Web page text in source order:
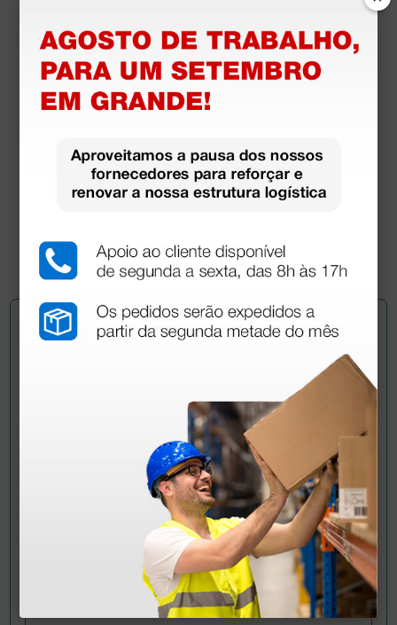
assento estofado Ø 33 cm e base de metal com
rodízios - azul
132,24 €
Pergunte a um colega
Ainda tem dúvidas?Necessita de mais
esclarecimentos? Envie agora a sua questão aos
colegas que já adquiriram este produto.